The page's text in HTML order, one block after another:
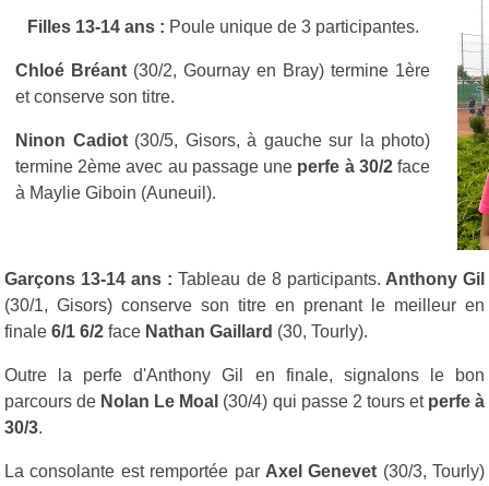
Filles 13-14 ans : Poule unique de 3 participantes.
Chloé Bréant (30/2, Gournay en Bray) termine 1ère
et conserve son titre.
Ninon Cadiot(30/5, Gisors, à gauche sur la photo)
termine 2ème avec au passage une perfe à 30/2face
à Maylie Giboin (Auneuil).
Garçons 13-14 ans : Tableau de 8 participants. Anthony Gil
(30/1, Gisors) conserve son titre en prenant le meilleur en
finale 6/1 6/2 face Nathan Gaillard (30, Tourly).
Outre la perfe d'Anthony Gil en finale, signalons le bon
parcours de Nolan Le Moal (30/4) qui passe 2 tours et perfe à
30/3.
La consolante est remportée par Axel Genevet (30/3, Tourly)